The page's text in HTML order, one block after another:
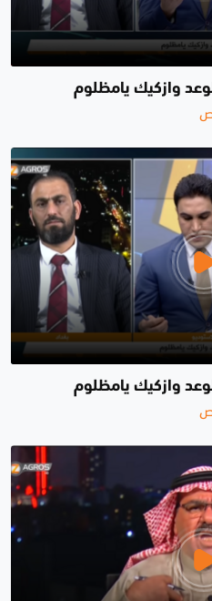
وازكيك يامظلوم
وازكيك يامظلوم